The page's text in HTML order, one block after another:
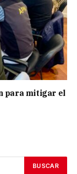
para mitigar el